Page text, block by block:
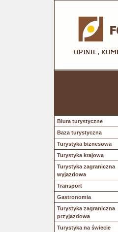
Biura turystyczne
Baza turystyczna
Turystyka biznesowa
Turystyka krajowa
Turystyka zagraniczna
wyjazdowa
Transport
Gastronomia
Turystyka zagraniczna
przyjazdowa
Turystyka na świecie